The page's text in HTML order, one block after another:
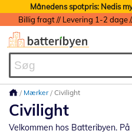
Månedens spotpris: Nedis
Mærker Civilight
Civilight
Velkommen hos Batteribyen.